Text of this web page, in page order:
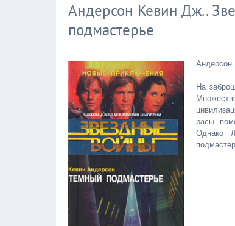
Андерсон Кевин Дж..
подмастерье
Андерсон
На
расы
Однако